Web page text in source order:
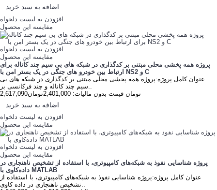
اضافه به سبد خرید
افزودن به لیست دلخواه
مقایسه این محصول
افزودن به لیست دلخواه
مقایسه این محصول
پروژه همه پخشی محلی مبتنی بر کدگذاری در شبکه های بی سیم چند کاناله برای
ارتباط بین خودرو های جنگی در یک بستر امن با NS2 و C
عنوان کامل پروژه:پروژه همه پخشی محلی مبتنی بر کدگذاری در شبکه های بی
2,617,090تومان قیمت بدون مالیات: 2,401,000تومان
اضافه به سبد خرید
افزودن به لیست دلخواه
مقایسه این محصول
افزودن به لیست دلخواه
مقایسه این محصول
پروژه شناسایی نفوذ به شبکه‌های کامپیوتری، با استفاده از تشخیص ناهنجاری در
داده‌کاوی با MATLAB
عنوان کامل پروژه:پروژه شناسایی نفوذ به شبکه‌های کامپیوتری، با استفاده از